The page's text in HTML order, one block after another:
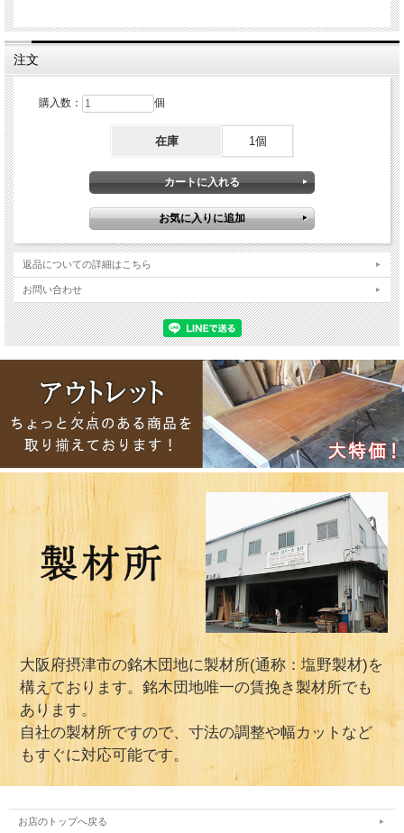
注文
購入数： 個
在庫 1個
返品についての詳細はこちら
お問い合わせ
大阪府摂津市の銘木団地に製材所(通称：塩野製材)を
構えております。銘木団地唯一の賃挽き製材所でも
あります。
自社の製材所ですので、寸法の調整や幅カットなど
もすぐに対応可能です。
お店のトップへ戻る